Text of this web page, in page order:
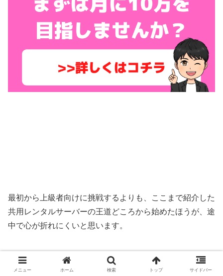
最初から上級者向けに挑戦するよりも、ここまで紹介した
共用レンタルサーバーの王道どころから始めたほうが、途
中で心が折れにくいと思います。
メニュー ホーム 検索 トップ サイドバー